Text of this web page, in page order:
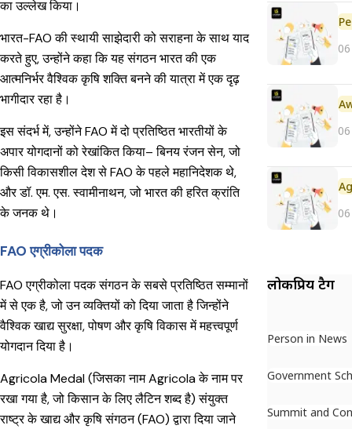
का उल्लेख किया।
भारत-FAO की स्थायी साझेदारी को सराहना के साथ याद
करते हुए, उन्होंने कहा कि यह संगठन भारत की एक
आत्मनिर्भर वैश्विक कृषि शक्ति बनने की यात्रा में एक दृढ़
भागीदार रहा है।
इस संदर्भ में, उन्होंने FAO में दो प्रतिष्ठित भारतीयों के
अपार योगदानों को रेखांकित किया– बिनय रंजन सेन, जो
किसी विकासशील देश से FAO के पहले महानिदेशक थे,
और डॉ. एम. एस. स्वामीनाथन, जो भारत की हरित क्रांति
के जनक थे।
FAO एग्रीकोला पदक
FAO एग्रीकोला पदक संगठन के सबसे प्रतिष्ठित सम्मानों
में से एक है, जो उन व्यक्तियों को दिया जाता है जिन्होंने
वैश्विक खाद्य सुरक्षा, पोषण और कृषि विकास में महत्त्वपूर्ण
योगदान दिया है।
Agricola Medal (जिसका नाम Agricola के नाम पर
रखा गया है, जो किसान के लिए लैटिन शब्द है) संयुक्त
राष्ट्र के खाद्य और कृषि संगठन (FAO) द्वारा दिया जाने
लोकप्रिय टैग
Person in News
Government
Summit and